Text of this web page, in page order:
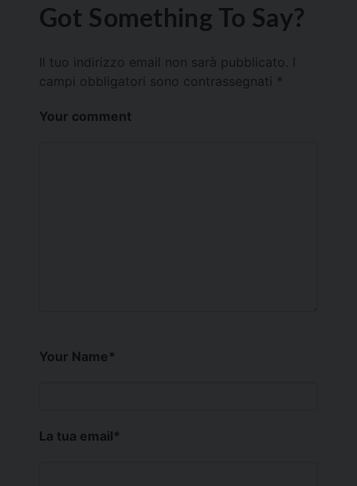
Got Something To Say?
Il tuo indirizzo email non sarà pubblicato.
campi obbligatori sono contrassegnati *
Your comment
Your Name*
La tua email*